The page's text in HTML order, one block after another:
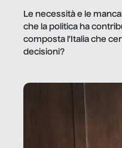
Le necessità e le
che la politica ha
composta l’Italia che
decisioni?